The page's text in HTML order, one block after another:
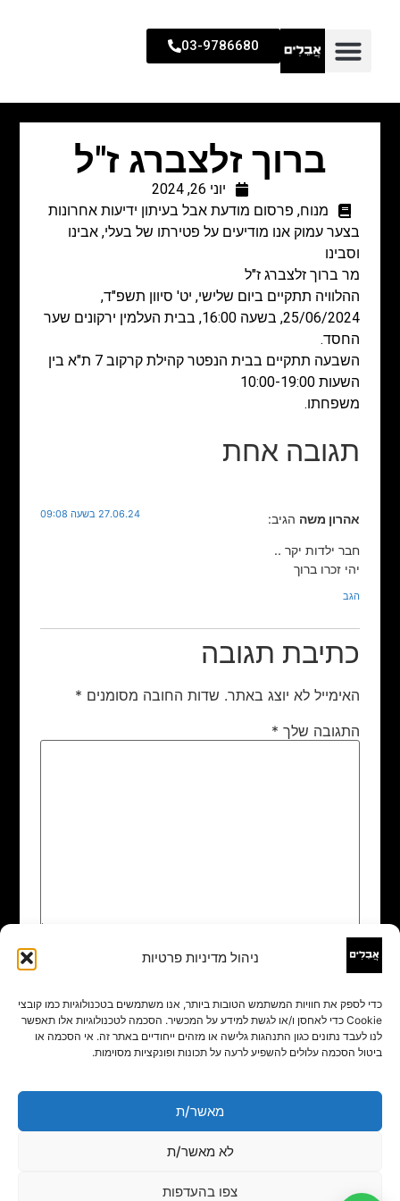
ניהול מדיניות פרטיות
כדי לספק את חוויות המשתמש הטובות ביותר, אנו משתמשים בטכנולוגיות כמו קובצי
Cookie כדי לאחסן ו/או לגשת למידע על המכשיר. הסכמה לטכנולוגיות אלו תאפשר
לנו לעבד נתונים כגון התנהגות גלישה או מזהים ייחודיים באתר זה. אי הסכמה או
ביטול הסכמה עלולים להשפיע לרעה על תכונות ופונקציות מסוימות.
מאשר/ת
לא מאשר/ת
צפו בהעדפות
03-9786680
ברוך זלצברג ז"ל
יוני 26, 2024
מנוח, פרסום מודעת אבל בעיתון ידיעות אחרונות
בצער עמוק אנו מודיעים על פטירתו של בעלי, אבינו
וסבינו
מר ברוך זלצברג ז"ל
ההלוויה תתקיים ביום שלישי, יט' סיוון תשפ"ד,
25/06/2024, בשעה 16:00, בבית העלמין ירקונים שער
החסד.
השבעה תתקיים בבית הנפטר קהילת קרקוב 7 ת"א בין
השעות 10:00-19:00
משפחתו.
תגובה אחת
אהרון משה הגיב: 27.06.24 בשעה 09:08
חבר ילדות יקר ..
יהי זכרו ברוך
הגב
כתיבת תגובה
האימייל לא יוצג באתר. שדות החובה מסומנים *
התגובה שלך *
שם
אימייל*